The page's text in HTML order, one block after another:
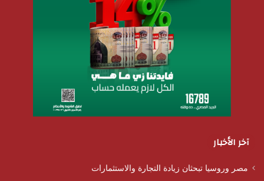
آخر الأخبار
مصر وروسيا تبحثان زيادة التجارة والاستثمارات